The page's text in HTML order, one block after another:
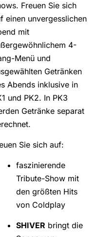
Freuen Sie sich
einen unvergesslichen
mit
4-
Menü und
Getränken
Abends inklusive in
und PK2. In PK3
Getränke separat
Sie sich auf:
faszinierende
Tribute-Show mit
den größten Hits
von Coldplay
SHIVER bringt die